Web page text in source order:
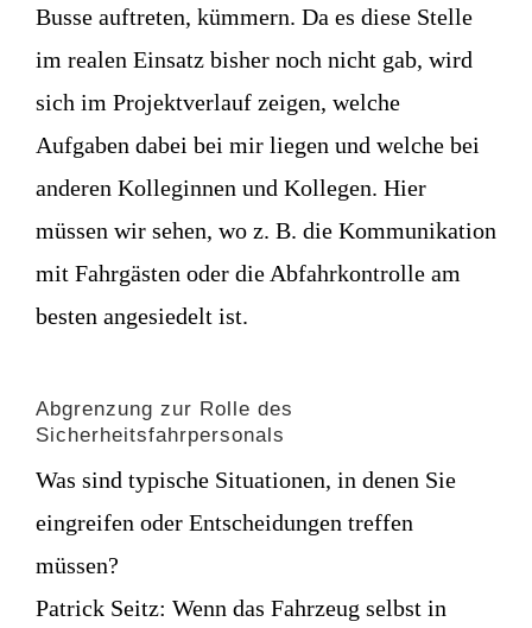
Busse auftreten, kümmern. Da es diese Stelle
im realen Einsatz bisher noch nicht gab, wird
sich im Projektverlauf zeigen, welche
Aufgaben dabei bei mir liegen und welche bei
anderen Kolleginnen und Kollegen. Hier
müssen wir sehen, wo z. B. die Kommunikation
mit Fahrgästen oder die Abfahrkontrolle am
besten angesiedelt ist.
Abgrenzung zur Rolle des
Sicherheitsfahrpersonals
Was sind typische Situationen, in denen Sie
eingreifen oder Entscheidungen treffen
müssen?
Patrick Seitz: Wenn das Fahrzeug selbst in